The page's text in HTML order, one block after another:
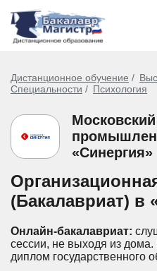
Дистанционное обучение
Специальности
Психология
«Синергия»
(Бакалавриат) в
Онлайн-бакалавриат:
сессии, не выходя из дома.
диплом государственного